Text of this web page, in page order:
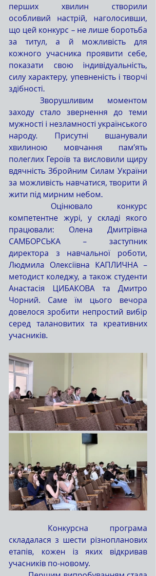
перших хвилин створили
особливий настрій, наголосивши,
що цей конкурс – не лише боротьба
за титул, а й можливість для
кожного учасника проявити себе,
показати свою індивідуальність,
силу характеру, упевненість і творчі
здібності.
заходу стало звернення до теми
мужності і незламності українського
народу. Присутні вшанували
хвилиною мовчання пам’ять
полеглих Героїв та висловили щиру
вдячність Збройним Силам України
за можливість навчатися, творити й
жити під мирним небом.
компетентне журі, у складі якого
працювали: Олена Дмитрівна
САМБОРСЬКА – заступник
директора з навчальної роботи,
Людмила Олексіївна КАПЛИЧНА –
методист коледжу, а також студенти
Анастасія ЦИБАКОВА та Дмитро
Чорний. Саме їм цього вечора
довелося зробити непростий вибір
серед талановитих та креативних
учасників.
складалася з шести різнопланових
етапів, кожен із яких відкривав
учасників по-новому.